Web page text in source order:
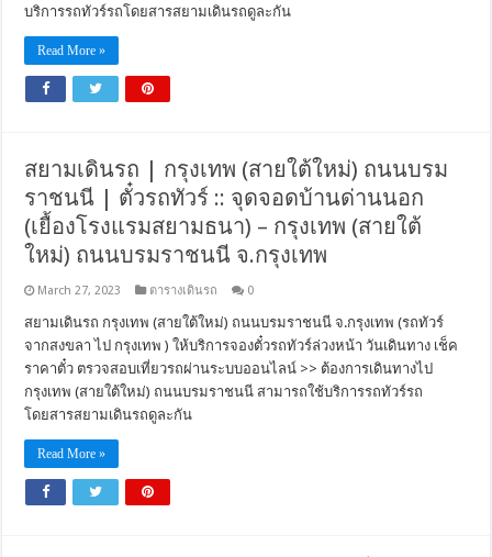
บริการรถทัวร์รถโดยสารสยามเดินรถดูละกัน
Read More »
สยามเดินรถ | กรุงเทพ (สายใต้ใหม่) ถนนบรม
ราชนนี | ตั๋วรถทัวร์ :: จุดจอดบ้านด่านนอก
(เยื้องโรงแรมสยามธนา) – กรุงเทพ (สายใต้
ใหม่) ถนนบรมราชนนี จ.กรุงเทพ
March 27, 2023 ตารางเดินรถ 0
สยามเดินรถ กรุงเทพ (สายใต้ใหม่) ถนนบรมราชนนี จ.กรุงเทพ (รถทัวร์
จากสงขลา ไป กรุงเทพ ) ให้บริการจองตั๋วรถทัวร์ล่วงหน้า วันเดินทาง เช็ค
ราคาตั๋ว ตรวจสอบเที่ยวรถผ่านระบบออนไลน์ >> ต้องการเดินทางไป
กรุงเทพ (สายใต้ใหม่) ถนนบรมราชนนี สามารถใช้บริการรถทัวร์รถ
โดยสารสยามเดินรถดูละกัน
Read More »